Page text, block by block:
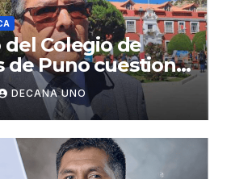
del Colegio de
de Puno cuestiona
sobre seguridad
DECANA UNO